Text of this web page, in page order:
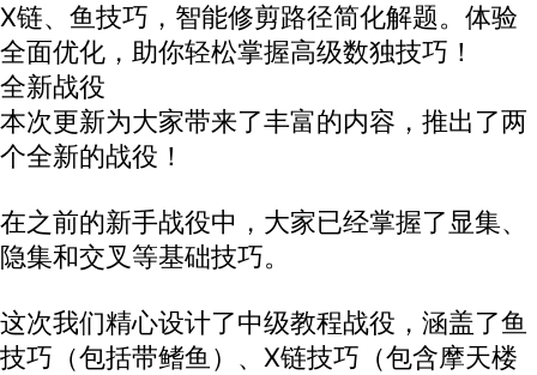
X链、鱼技巧，智能修剪路径简化解题。体验
全面优化，助你轻松掌握高级数独技巧！
全新战役
本次更新为大家带来了丰富的内容，推出了两
个全新的战役！
在之前的新手战役中，大家已经掌握了显集、
隐集和交叉等基础技巧。
这次我们精心设计了中级教程战役，涵盖了鱼
技巧（包括带鳍鱼）、X链技巧（包含摩天楼